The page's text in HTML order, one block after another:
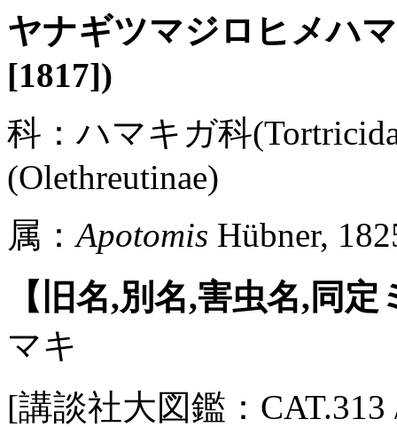
ヤナギツマジロヒメハ
[1817])
科：ハマキガ科
(Olethreutinae)
属：Apotomis Hübner,
【旧名,別名,害虫名,同
マキ
[講談社大図鑑：